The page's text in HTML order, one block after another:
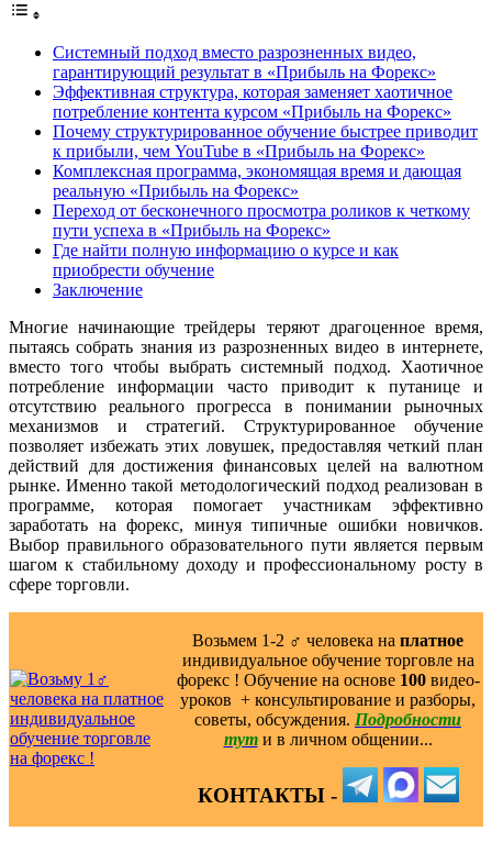
Системный подход вместо разрозненных видео,
гарантирующий результат в «Прибыль на Форекс»
Эффективная структура, которая заменяет хаотичное
потребление контента курсом «Прибыль на Форекс»
Почему структурированное обучение быстрее приводит
к прибыли, чем YouTube в «Прибыль на Форекс»
Комплексная программа, экономящая время и дающая
реальную «Прибыль на Форекс»
Переход от бесконечного просмотра роликов к четкому
пути успеха в «Прибыль на Форекс»
Где найти полную информацию о курсе и как
приобрести обучение
Заключение
Многие начинающие трейдеры теряют драгоценное время,
пытаясь собрать знания из разрозненных видео в интернете,
вместо того чтобы выбрать системный подход. Хаотичное
потребление информации часто приводит к путанице и
отсутствию реального прогресса в понимании рыночных
механизмов и стратегий. Структурированное обучение
позволяет избежать этих ловушек, предоставляя четкий план
действий для достижения финансовых целей на валютном
рынке. Именно такой методологический подход реализован в
программе, которая помогает участникам эффективно
заработать на форекс, минуя типичные ошибки новичков.
Выбор правильного образовательного пути является первым
шагом к стабильному доходу и профессиональному росту в
сфере торговли.
Возьмем 1-2 ‍♂️ человека на платное
индивидуальное обучение торговле на
форекс ! Обучение на основе 100видео-
уроков ️ + консультирование и разборы,
советы, обсуждения. Подробности
тут и в личном общении...
КОНТАКТЫ -